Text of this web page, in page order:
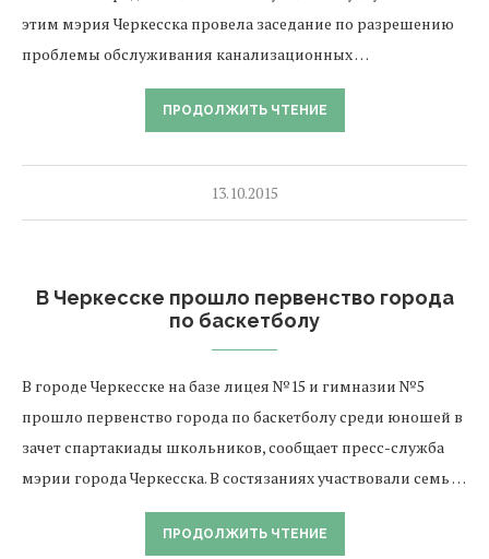
этим мэрия Черкесска провела заседание по разрешению
проблемы обслуживания канализационных …
ПРОДОЛЖИТЬ ЧТЕНИЕ
13.10.2015
В Черкесске прошло первенство города
по баскетболу
В городе Черкесске на базе лицея №15 и гимназии №5
прошло первенство города по баскетболу среди юношей в
зачет спартакиады школьников, сообщает пресс-служба
мэрии города Черкесска. В состязаниях участвовали семь …
ПРОДОЛЖИТЬ ЧТЕНИЕ